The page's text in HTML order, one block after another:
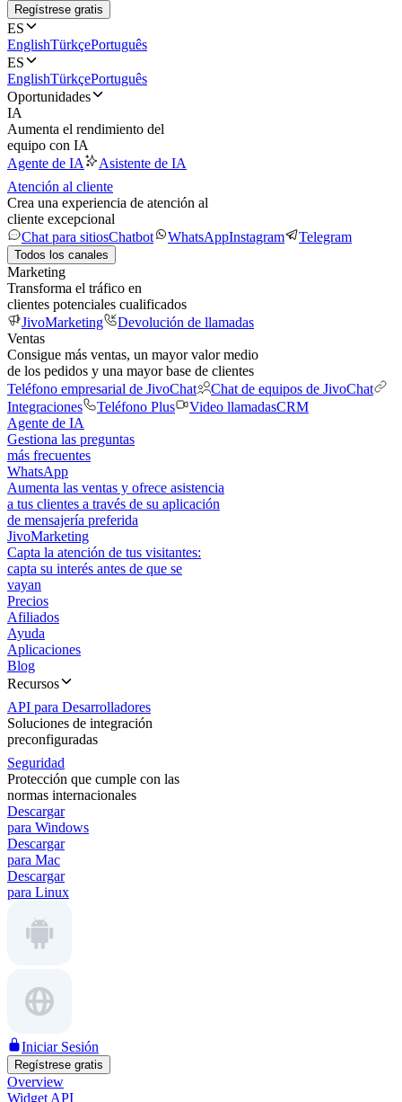
Regístrese gratis
ES
EnglishTürkçePortuguês
ES
EnglishTürkçePortuguês
Oportunidades
IA
Aumenta el rendimiento del
equipo con IA
Agente de IA
Asistente de IA
Atención al cliente
Crea una experiencia de atención al
cliente excepcional
Chat para sitiosChatbot WhatsAppInstagram Telegram
Todos los canales
Marketing
Transforma el tráfico en
clientes potenciales cualificados
JivoMarketing
Devolución de llamadas
Ventas
Consigue más ventas, un mayor valor medio
de los pedidos y una mayor base de clientes
Teléfono empresarial de JivoChat
Chat de equipos de JivoChat
Integraciones
Teléfono Plus Video llamadasCRM
Agente de IA
Gestiona las preguntas
más frecuentes
WhatsApp
Aumenta las ventas y ofrece asistencia
a tus clientes a través de su aplicación
de mensajería preferida
JivoMarketing
Capta la atención de tus visitantes:
capta su interés antes de que se
vayan
Precios
Afiliados
Ayuda
Aplicaciones
Blog
Recursos
API para Desarrolladores
Soluciones de integración
preconfiguradas
Seguridad
Protección que cumple con las
normas internacionales
Descargar
para Windows
Descargar
para Mac
Descargar
para Linux
Iniciar Sesión
Regístrese gratis
Overview
Widget API